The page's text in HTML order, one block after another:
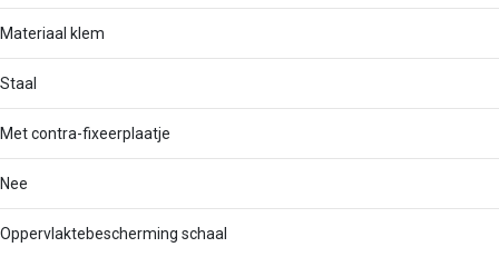
Materiaal klem
Staal
Met contra-fixeerplaatje
Nee
Oppervlaktebescherming schaal